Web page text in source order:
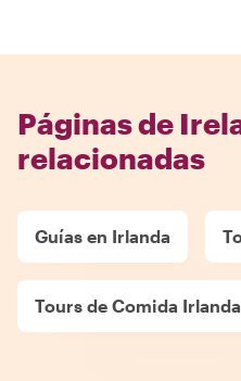
Páginas de
relacionadas
Guías en Irlanda
Tours de Comida Irlanda